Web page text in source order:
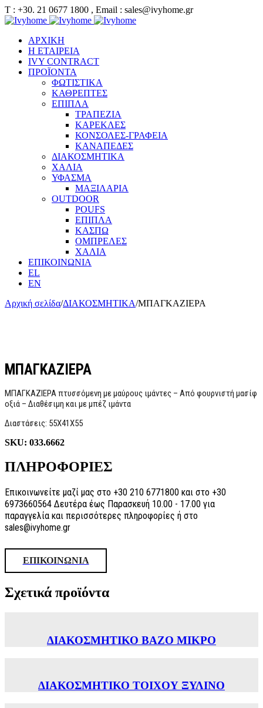
Τ : +30. 21 0677 1800 , Email : sales@ivyhome.gr
ΑΡΧΙΚΗ
Η ΕΤΑΙΡΕΙΑ
IVY CONTRACT
ΠΡΟΪΟΝΤΑ
ΦΩΤΙΣΤΙΚΑ
ΚΑΘΡΕΠΤΕΣ
ΕΠΙΠΛΑ
ΤΡΑΠΕΖΙΑ
ΚΑΡΕΚΛΕΣ
ΚΟΝΣΟΛΕΣ-ΓΡΑΦΕΙΑ
ΚΑΝΑΠΕΔΕΣ
ΔΙΑΚΟΣΜΗΤΙΚΑ
ΧΑΛΙΑ
ΥΦΑΣΜΑ
ΜΑΞΙΛΑΡΙΑ
OUTDOOR
POUFS
ΕΠΙΠΛΑ
ΚΑΣΠΩ
ΟΜΠΡΕΛΕΣ
ΧΑΛΙΑ
ΕΠΙΚΟΙΝΩΝΙΑ
EL
EN
Αρχική σελίδα/ΔΙΑΚΟΣΜΗΤΙΚΑ/ΜΠΑΓΚΑΖΙΕΡΑ
ΜΠΑΓΚΑΖΙΕΡΑ
ΜΠΑΓΚΑΖΙΕΡΑ πτυσσόμενη με μαύρους ιμάντες – Από φουρνιστή μασίφ
οξιά – Διαθέσιμη και με μπέζ ιμάντα
Διαστάσεις: 55Χ41Χ55
SKU: 033.6662
ΠΛΗΡΟΦΟΡΙΕΣ
Επικοινωνείτε μαζί μας στο +30 210 6771800 και στο +30
6973660564 Δευτέρα έως Παρασκευή 10.00 - 17.00 για
παραγγελία και περισσότερες πληροφορίες ή στο
sales@ivyhome.gr
ΕΠΙΚΟΙΝΩΝΙΑ
Σχετικά προϊόντα
ΔΙΑΚΟΣΜΗΤΙΚΟ ΒΑΖΟ ΜΙΚΡΟ
ΔΙΑΚΟΣΜΗΤΙΚΟ ΤΟΙΧΟΥ ΞΥΛΙΝΟ